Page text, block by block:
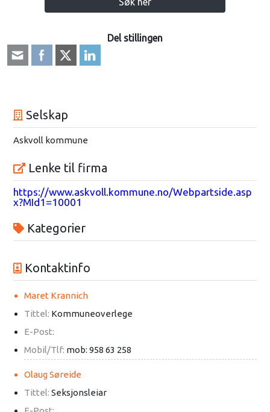
Del stillingen
Selskap
Askvoll kommune
Lenke til firma
https://www.askvoll.kommune.no/Webpartside.asp
x?MId1=10001
Kategorier
Kontaktinfo
Maret Krannich
Tittel: Kommuneoverlege
E-Post:
Mobil/Tlf: mob: 958 63 258
Olaug Søreide
Tittel: Seksjonsleiar